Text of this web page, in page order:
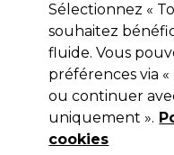
Tondeo
Tondeo Lames
0 )
9,99 €Hors TVA
11,99 €TVA incluse)
Sélectionnez «
souhaitez
fluide. Vous
préférences via «
ou continuer
uniquement ».
cookies